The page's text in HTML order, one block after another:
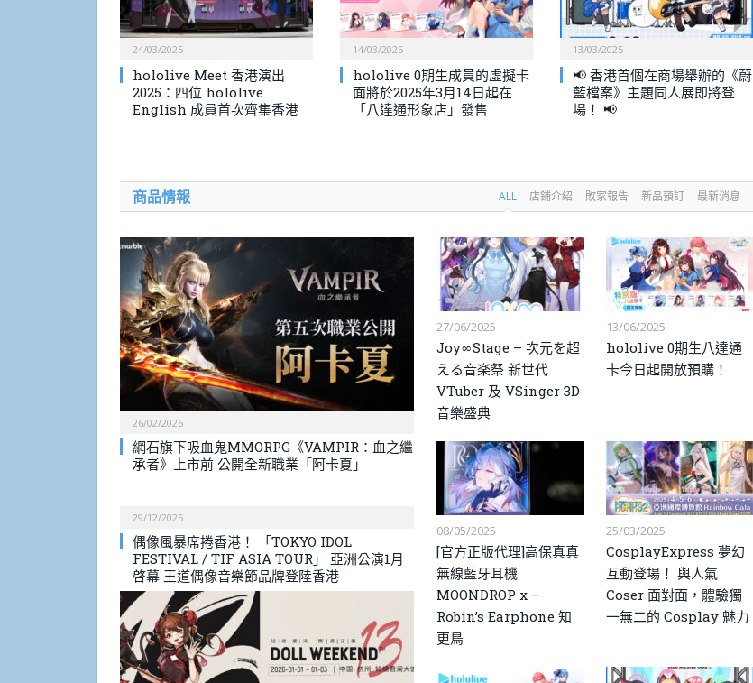
24/03/2025
hololive Meet 香港演出
2025：四位 hololive
English 成員首次齊集香港
14/03/2025
hololive 0期生成員的虛擬卡
面將於2025年3月14日起在
「八達通形象店」發售
13/03/2025
📢 香港首個在商場舉辦的《蔚
藍檔案》主題同人展即將登
場！ 📢
商品情報 ALL 店鋪介紹 敗家報告 新品預訂 最新消息
26/02/2026
網石旗下吸血鬼MMORPG《VAMPIR：血之繼
承者》上市前 公開全新職業「阿卡夏」
29/12/2025
偶像風暴席捲香港！ 「TOKYO IDOL
FESTIVAL / TIF ASIA TOUR」 亞洲公演1月
啓幕 王道偶像音樂節品牌登陸香港
27/06/2025
Joy∞Stage – 次元を超
える音楽祭 新世代
VTuber 及 VSinger 3D
音樂盛典
13/06/2025
hololive 0期生八達通
卡今日起開放預購！
08/05/2025
[官方正版代理]高保真真
無線藍牙耳機
MOONDROP x –
Robin’s Earphone 知
更鳥
25/03/2025
CosplayExpress 夢幻
互動登場！ 與人氣
Coser 面對面，體驗獨
一無二的 Cosplay 魅力